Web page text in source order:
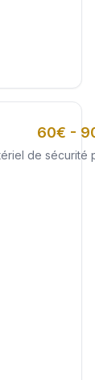
60€ -
de sécurité